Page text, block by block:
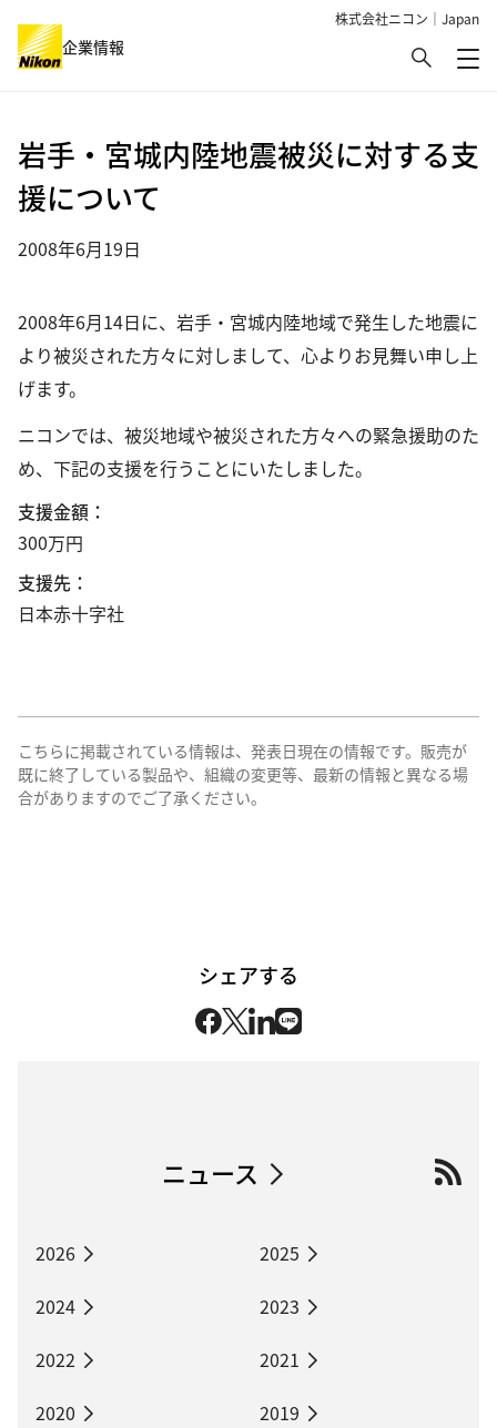
株式会社ニコン｜Japan
企業情報 検索
メ
岩手・宮城内陸地震被災に対する支
援について
2008年6月19日
2008年6月14日に、岩手・宮城内陸地域で発生した地震に
より被災された方々に対しまして、心よりお見舞い申し上
げます。
ニコンでは、被災地域や被災された方々への緊急援助のた
め、下記の支援を行うことにいたしました。
支援金額：
300万円
支援先：
日本赤十字社
こちらに掲載されている情報は、発表日現在の情報です。販売が
既に終了している製品や、組織の変更等、最新の情報と異なる場
合がありますのでご了承ください。
シェアする
ニュース
2026
2025
2024
2023
2022
2021
2020
2019